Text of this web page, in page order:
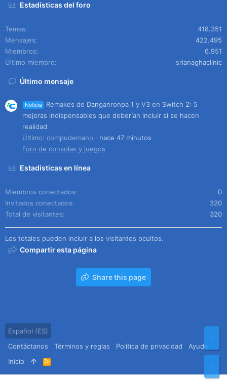
Estadísticas del foro
Temas
418.351
Mensajes
422.495
Miembros
6.951
Último miembro
srianaghaclinic
Último mensaje
Noticia
Remakes de Danganronpa 1 y V3 en Switch 2: 5
mejoras indispensables que deberían incluir si se hacen
realidad
Último: compudemano
hace 47 minutos
Foro de consolas y juegos
Estadísticas en línea
Miembros conectados
0
Invitados conectados
320
Total de visitantes
320
Los totales pueden incluir a los visitantes ocultos.
Compartir esta página
Share this page
Español (ES)
Contáctanos
Términos y reglas Política de privacidad
Ayuda
Inicio
R
S
S